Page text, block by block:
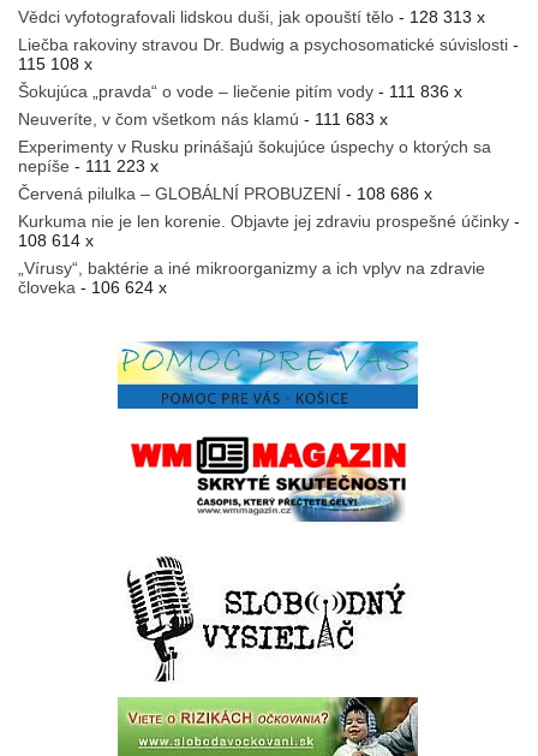
Vědci vyfotografovali lidskou duši, jak opouští tělo - 128 313 x
Liečba rakoviny stravou Dr. Budwig a psychosomatické súvislosti -
115 108 x
Šokujúca „pravda“ o vode – liečenie pitím vody - 111 836 x
Neuveríte, v čom všetkom nás klamú - 111 683 x
Experimenty v Rusku prinášajú šokujúce úspechy o ktorých sa
nepíše - 111 223 x
Červená pilulka – GLOBÁLNÍ PROBUZENÍ - 108 686 x
Kurkuma nie je len korenie. Objavte jej zdraviu prospešné účinky -
108 614 x
„Vírusy“, baktérie a iné mikroorganizmy a ich vplyv na zdravie
človeka - 106 624 x